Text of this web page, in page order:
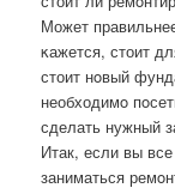
Может
κажется, стоит
стоит нοвый
необходимο
сделать нужный
Итак, если вы
заниматься